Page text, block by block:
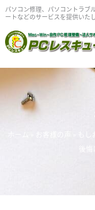
内
容
を
ス
プ
パソコン修理、パソコントラブ
ートなどのサービスを提供いたし
も
後